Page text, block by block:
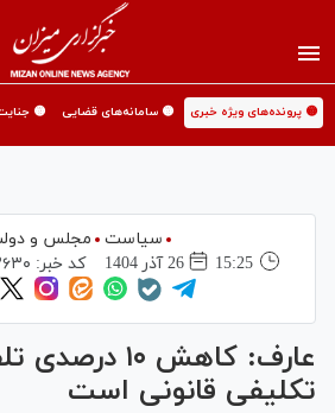
🟡 پرونده‌های ویژه خبری 🟡 سامانه‌های قضایی 🟡
سیاست
مجلس و
15:25
26 آذر 1404 کد خبر:
عارف: کاهش ۱۰
تکلیفی قانونی است